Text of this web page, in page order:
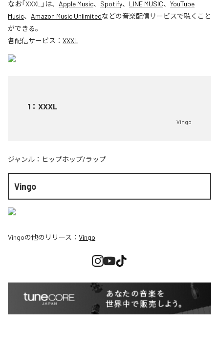
なお「XXXL 」は、 Apple Music、 Spotify、 LINE MUSIC、 YouTube
Music、 Amazon Music Unlimitedなどの音楽配信サービスで聴くこと
ができる。
各配信サービス： XXXL
1 ： XXXL
Vingo
ジャンル： ヒップホップ/ラップ
Vingo
Vingoの他のリリース： Vingo